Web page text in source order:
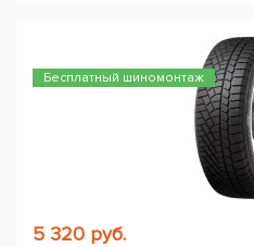
Бесплатный шиномонтаж
5 320 руб.